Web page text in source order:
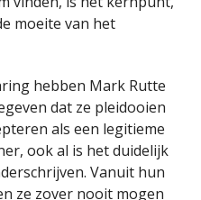
moeite van het
hebben Mark Rutte
dat ze pleidooien
als een legitieme
ook al is het duidelijk
Vanuit hun
ze zover nooit mogen